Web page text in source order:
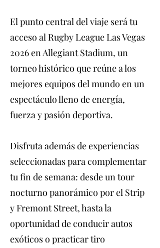
El punto central del viaje será tu
acceso al Rugby League Las Vegas
2026 en Allegiant Stadium, un
torneo histórico que reúne a los
mejores equipos del mundo en un
espectáculo lleno de energía,
fuerza y pasión deportiva.
Disfruta además de experiencias
seleccionadas para complementar
tu fin de semana: desde un tour
nocturno panorámico por el Strip
y Fremont Street, hasta la
oportunidad de conducir autos
exóticos o practicar tiro